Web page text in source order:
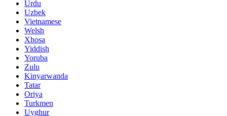
Urdu
Uzbek
Vietnamese
Welsh
Xhosa
Yiddish
Yoruba
Zulu
Kinyarwanda
Tatar
Oriya
Turkmen
Uyghur